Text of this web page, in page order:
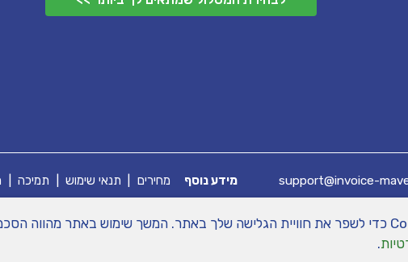
support@invoice- מידע נוסף מחירים תנאי שימוש תמיכה
.